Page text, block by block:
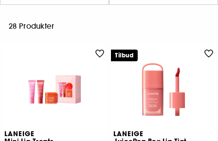
28 Produkter
LANEIGE
LANEIGE
Tilbud